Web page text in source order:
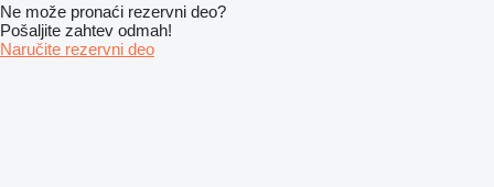
Ne može pronaći rezervni dеo?
Pošaljite zahtev odmah!
Naručite rezervni dеo